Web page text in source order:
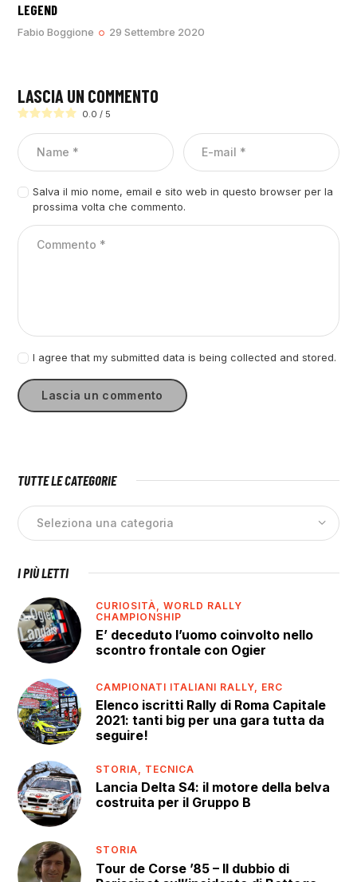
LEGEND
Fabio Boggione 29 Settembre 2020
LASCIA UN COMMENTO
0.0 / 5
Salva il mio nome, email e sito web in questo browser per la
prossima volta che commento.
I agree that my submitted data is being collected and stored.
TUTTE LE CATEGORIE
I PIÙ LETTI
CURIOSITÀ,WORLD RALLY
CHAMPIONSHIP
E’ deceduto l’uomo coinvolto nello
scontro frontale con Ogier
CAMPIONATI ITALIANI RALLY, ERC
Elenco iscritti Rally di Roma Capitale
2021: tanti big per una gara tutta da
seguire!
STORIA, TECNICA
Lancia Delta S4: il motore della belva
costruita per il Gruppo B
STORIA
Tour de Corse ’85 – Il dubbio di